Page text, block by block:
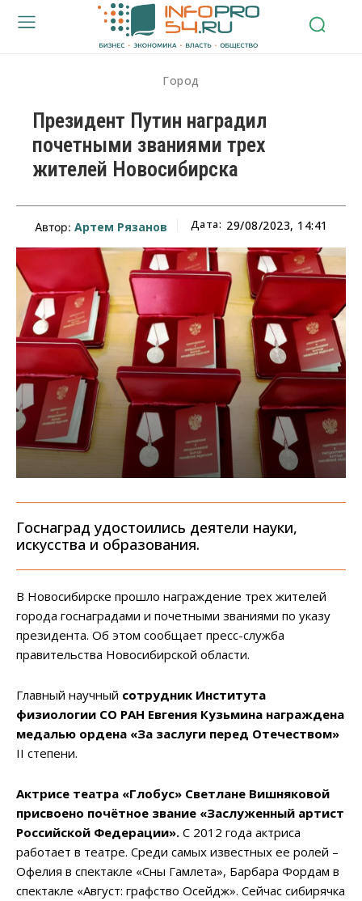
Город
Президент Путин наградил
почетными званиями трех
жителей Новосибирска
Автор: Артем Рязанов Дата: 29/08/2023, 14:41
Госнаград удостоились деятели науки,
искусства и образования.
В Новосибирске прошло награждение трех жителей
города госнаградами и почетными званиями по указу
президента. Об этом сообщает пресс-служба
правительства Новосибирской области.
Главный научный сотрудник Института
физиологии СО РАН Евгения Кузьмина награждена
медалью ордена «За заслуги перед Отечеством»
II степени.
Актрисе театра «Глобус» Светлане Вишняковой
присвоено почётное звание «Заслуженный артист
Российской Федерации». С 2012 года актриса
работает в театре. Среди самых известных ее ролей –
Офелия в спектакле «Сны Гамлета», Барбара Фордам в
спектакле «Август: графство Осейдж». Сейчас сибирячка